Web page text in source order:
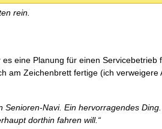
rein.
eine Planung für einen Servicebetrieb
am Zeichenbrett fertige (ich verweigere
Navi. Ein hervorragendes
dorthin fahren will.“